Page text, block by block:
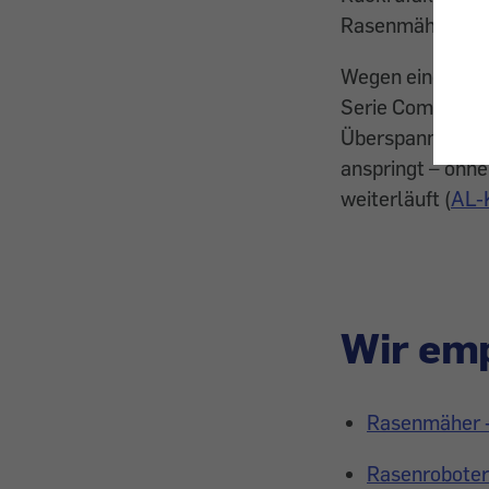
Rasenmäher von
Wegen eines
Serie Comfort
Überspannung
anspringt –
weiterläuft (AL-
Wir